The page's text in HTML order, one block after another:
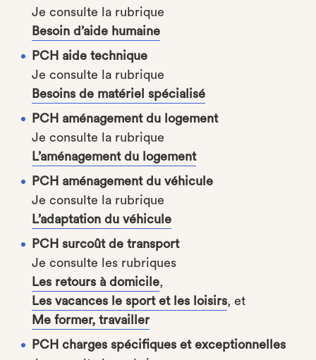
Je consulte la rubrique
Besoin d’aide humaine
PCH aide technique
Je consulte la rubrique
Besoins de matériel spécialisé
PCH aménagement du logement
Je consulte la rubrique
L’aménagement du logement
PCH aménagement du véhicule
Je consulte la rubrique
L’adaptation du véhicule
PCH surcoût de transport
Je consulte les rubriques
Les retours à domicile,
Les vacances le sport et les loisirs, et
Me former, travailler
PCH charges spécifiques et exceptionnelles